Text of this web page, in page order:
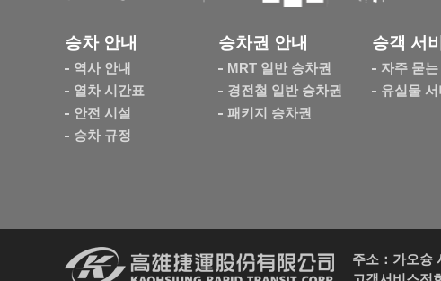
승차 안내
역사 안내
열차 시간표
안전 시설
승차 규정
승차권 안내
MRT 일반 승차권
경전철 일반 승차권
패키지 승차권
승객 서
자주 묻
유실물
주소：가오슝